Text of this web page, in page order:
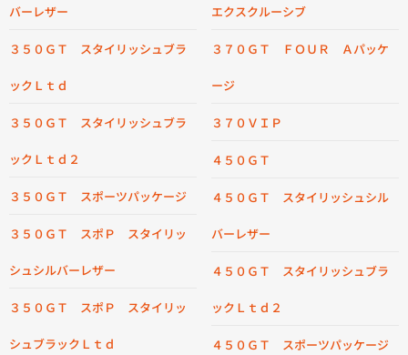
バーレザー
３５０ＧＴ スタイリッシュブラ
ックＬｔｄ
３５０ＧＴ スタイリッシュブラ
ックＬｔｄ２
３５０ＧＴ スポーツパッケージ
３５０ＧＴ スポＰ スタイリッ
シュシルバーレザー
３５０ＧＴ スポＰ スタイリッ
シュブラックＬｔｄ
エクスクルーシブ
３７０ＧＴ ＦＯＵＲ Ａパッケ
ージ
３７０ＶＩＰ
４５０ＧＴ
４５０ＧＴ スタイリッシュシル
バーレザー
４５０ＧＴ スタイリッシュブラ
ックＬｔｄ２
４５０ＧＴ スポーツパッケージ